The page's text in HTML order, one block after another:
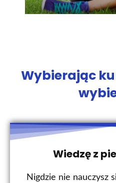
Wybierając
Wiedzę z
Nigdzie nie nauczysz